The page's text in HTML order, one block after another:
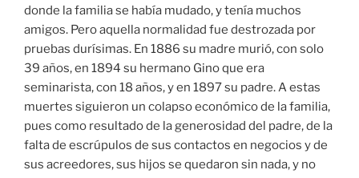
donde la familia se había mudado, y tenía muchos
amigos. Pero aquella normalidad fue destrozada por
pruebas durísimas. En 1886 su madre murió, con solo
39 años, en 1894 su hermano Gino que era
seminarista, con 18 años, y en 1897 su padre. A estas
muertes siguieron un colapso económico de la familia,
pues como resultado de la generosidad del padre, de la
falta de escrúpulos de sus contactos en negocios y de
sus acreedores, sus hijos se quedaron sin nada, y no